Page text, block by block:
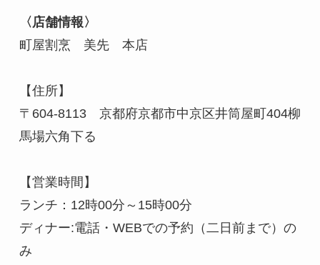
〈店舗情報〉
町屋割烹　美先　本店
【住所】
〒604-8113　京都府京都市中京区井筒屋町404柳
馬場六角下る
【営業時間】
ランチ：12時00分～15時00分
ディナー:電話・WEBでの予約（二日前まで）の
み